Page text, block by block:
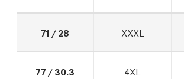
71 / 28 XXXL
77 / 30.3 4XL